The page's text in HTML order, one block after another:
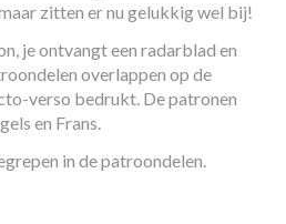
zitten er nu gelukkig wel bij!
je ontvangt een radarblad en
overlappen op de
verso bedrukt. De patronen
en Frans.
in de patroondelen.